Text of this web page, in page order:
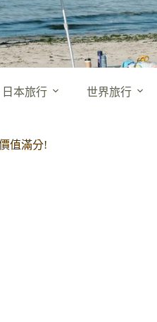
日本旅行 世界旅行
值滿分!